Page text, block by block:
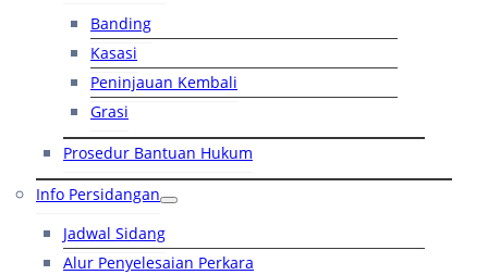
Banding
Kasasi
Peninjauan Kembali
Grasi
Prosedur Bantuan Hukum
Info Persidangan
Jadwal Sidang
Alur Penyelesaian Perkara